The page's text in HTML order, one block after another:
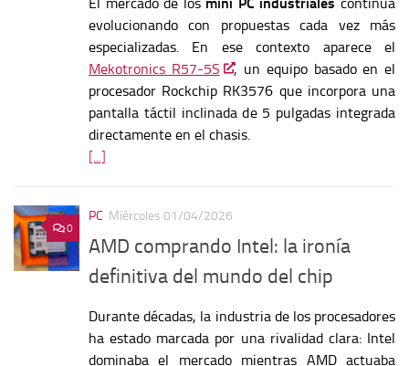
evolucionando con propuestas cada vez más
especializadas. En ese contexto aparece el
Mekotronics R57-5S
, un equipo basado en el
procesador Rockchip RK3576 que incorpora una
pantalla táctil inclinada de 5 pulgadas integrada
directamente en el chasis.
[...]
0
PC Miércoles 01/04/2026
AMD comprando Intel: la ironía
definitiva del mundo del chip
Durante décadas, la industria de los procesadores
ha estado marcada por una rivalidad clara: Intel
dominaba el mercado mientras AMD actuaba